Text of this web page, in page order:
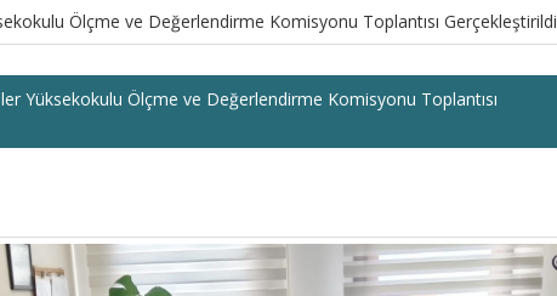
Ölçme ve Değerlendirme Komisyonu Toplantısı Gerçekleştirildi
Yüksekokulu Ölçme ve Değerlendirme Komisyonu Toplantısı